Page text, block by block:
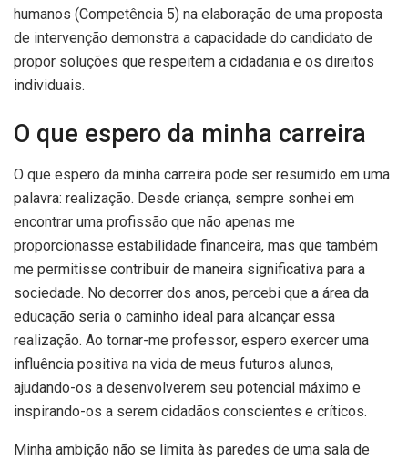
humanos (Competência 5) na elaboração de uma proposta
de intervenção demonstra a capacidade do candidato de
propor soluções que respeitem a cidadania e os direitos
individuais.
O que espero da minha carreira
O que espero da minha carreira pode ser resumido em uma
palavra: realização. Desde criança, sempre sonhei em
encontrar uma profissão que não apenas me
proporcionasse estabilidade financeira, mas que também
me permitisse contribuir de maneira significativa para a
sociedade. No decorrer dos anos, percebi que a área da
educação seria o caminho ideal para alcançar essa
realização. Ao tornar-me professor, espero exercer uma
influência positiva na vida de meus futuros alunos,
ajudando-os a desenvolverem seu potencial máximo e
inspirando-os a serem cidadãos conscientes e críticos.
Minha ambição não se limita às paredes de uma sala de